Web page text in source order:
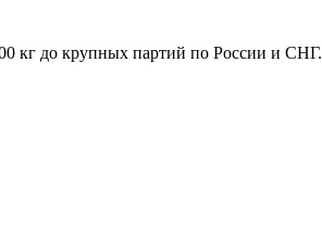
кг до крупных партий по России и СНГ.